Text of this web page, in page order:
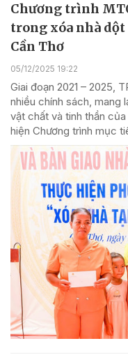
Chương trình
trong xóa nhà dột
Cần Thơ
05/12/2025 19:22
Giai đoạn 2021 – 2025,
nhiều chính sách, mang
vật chất và tinh thần
hiện Chương trình mục